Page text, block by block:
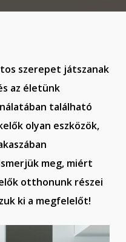
szerepet játszanak
az életünk
található
olyan eszközök,
meg, miért
otthonunk részei
ki a megfelelőt!